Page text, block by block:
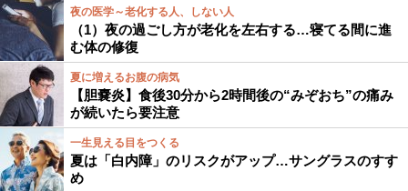
夜の医学～老化する人、しない人
（1）夜の過ごし方が老化を左右する…寝てる間に進
む体の修復
夏に増えるお腹の病気
【胆嚢炎】食後30分から2時間後の“みぞおち”の痛み
が続いたら要注意
一生見える目をつくる
夏は「白内障」のリスクがアップ…サングラスのすす
め